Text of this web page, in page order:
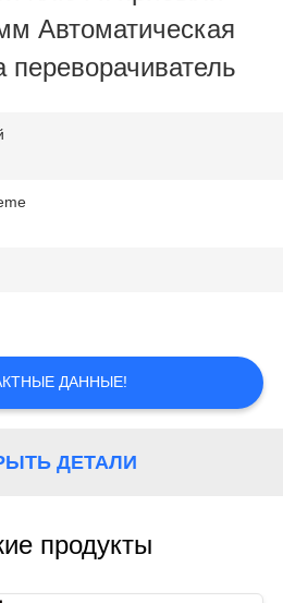
Автоматическая
ДАННЫЕ!
ДЕТАЛИ
продукты